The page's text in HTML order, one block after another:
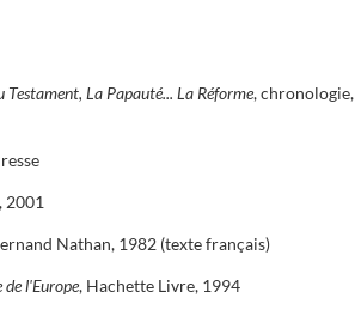
La Papauté... La Réforme, chronologie,
2001
Nathan, 1982 (texte français)
de l'Europe, Hachette Livre, 1994